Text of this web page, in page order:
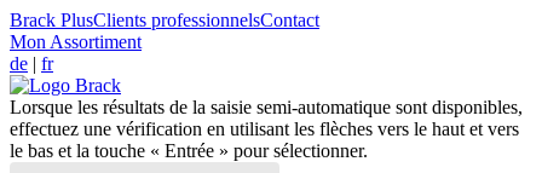
Brack PlusClients professionnelsContact
Mon Assortiment
de | fr
Lorsque les résultats de la saisie semi-automatique sont disponibles,
effectuez une vérification en utilisant les flèches vers le haut et vers
le bas et la touche « Entrée » pour sélectionner.